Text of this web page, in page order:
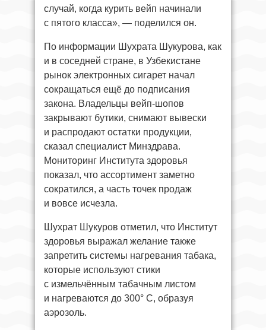
случай, когда курить вейп начинали
с пятого класса», — поделился он.
По информации Шухрата Шукурова, как
и в соседней стране, в Узбекистане
рынок электронных сигарет начал
сокращаться ещё до подписания
закона. Владельцы вейп‑шопов
закрывают бутики, снимают вывески
и распродают остатки продукции,
сказал специалист Минздрава.
Мониторинг Института здоровья
показал, что ассортимент заметно
сократился, а часть точек продаж
и вовсе исчезла.
Шухрат Шукуров отметил, что Институт
здоровья выражал желание также
запретить системы нагревания табака,
которые используют стики
с измельчённым табачным листом
и нагреваются до 300° C, образуя
аэрозоль.